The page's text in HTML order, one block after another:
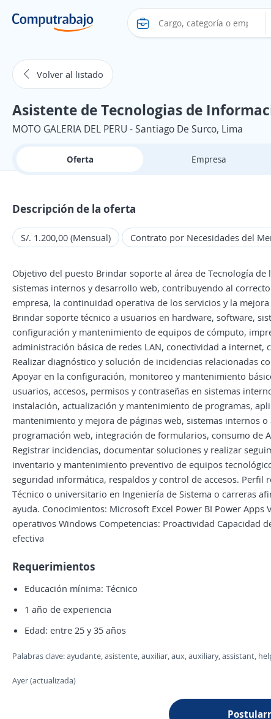
Volver al listado
Asistente de Tecnologias de
MOTO GALERIA DEL PERU - Santiago De Surco, Lima
Oferta Empresa
Descripción de la oferta
S/. 1.200,00 (Mensual) Contrato por Necesidades del
Objetivo del puesto Brindar soporte al área de Tecnología
sistemas internos y desarrollo web, contribuyendo al
empresa, la continuidad operativa de los servicios y la
Brindar soporte técnico a usuarios en hardware, software,
configuración y mantenimiento de equipos de cómputo,
administración básica de redes LAN, conectividad a
Realizar diagnóstico y solución de incidencias relacionadas
Apoyar en la configuración, monitoreo y mantenimiento
usuarios, accesos, permisos y contraseñas en sistemas
instalación, actualización y mantenimiento de programas,
mantenimiento y mejora de páginas web, sistemas internos
programación web, integración de formularios, consumo de
Registrar incidencias, documentar soluciones y realizar
inventario y mantenimiento preventivo de equipos
seguridad informática, respaldos y control de accesos.
Técnico o universitario en Ingeniería de Sistema o carreras
ayuda. Conocimientos: Microsoft Excel Power BI Power
operativos Windows Competencias: Proactividad Capacidad
efectiva
Requerimientos
Educación mínima: Técnico
1 año de experiencia
Edad: entre 25 y 35 años
Palabras clave: ayudante, asistente, auxiliar, aux, auxiliary, assistant,
Ayer (actualizada)